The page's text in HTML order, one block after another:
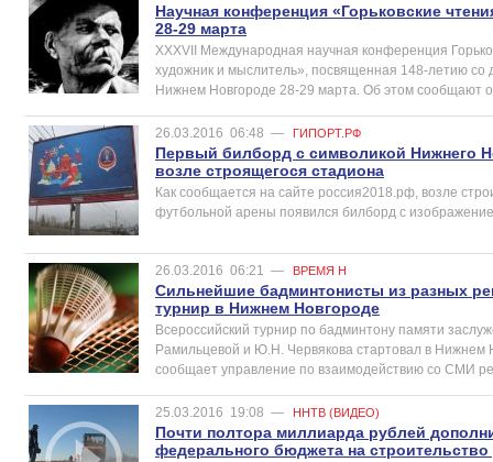
Научная конференция «Горьковские
28-29 марта
XXXVII Международная научная конференция
художник и мыслитель», посвященная 148-летию со
Нижнем Новгороде 28-29 марта. Об этом сообщают
26.03.2016 06:48 — ГИПОРТ.РФ
Первый билборд с символикой Нижнего
возле строящегося стадиона
Как сообщается на сайте россия2018.рф, возле
футбольной арены появился билборд с
26.03.2016 06:21 — ВРЕМЯ Н
Сильнейшие бадминтонисты из разных
турнир в Нижнем Новгороде
Всероссийский турнир по бадминтону памяти
Рамильцевой и Ю.Н. Червякова стартовал в Нижнем
сообщает управление по взаимодействию со СМИ
25.03.2016 19:08 — ННТВ (ВИДЕО)
Почти полтора миллиарда рублей
федерального бюджета на